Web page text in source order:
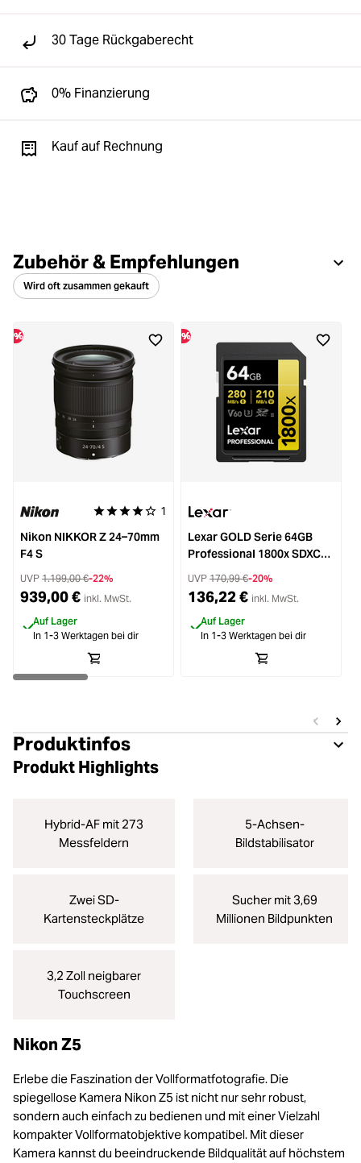
30 Tage Rückgaberecht
0% Finanzierung
Kauf auf Rechnung
Zubehör & Empfehlungen
Wird oft zusammen gekauft
%
Durchschnittliche Bewertung von 4 von 5 Sternen
1
Nikon NIKKOR Z 24–70mm
F4 S
UVP 1.199,00 €-22%
939,00 € inkl. MwSt.
Auf Lager
In 1-3 Werktagen bei dir
%
Lexar GOLD Serie 64GB
Professional 1800x SDXC
UVP 170,99 €-20%
136,22 € inkl. MwSt.
Auf Lager
In 1-3 Werktagen bei dir
Produktinfos
Produkt Highlights
Hybrid-AF mit 273
Messfeldern
5-Achsen-
Bildstabilisator
Zwei SD-
Kartensteckplätze
Sucher mit 3,69
Millionen Bildpunkten
3,2 Zoll neigbarer
Touchscreen
Nikon Z5
Erlebe die Faszination der Vollformatfotografie. Die
spiegellose Kamera Nikon Z5 ist nicht nur sehr robust,
sondern auch einfach zu bedienen und mit einer Vielzahl
kompakter Vollformatobjektive kompatibel. Mit dieser
Kamera kannst du beeindruckende Bildqualität auf höchstem